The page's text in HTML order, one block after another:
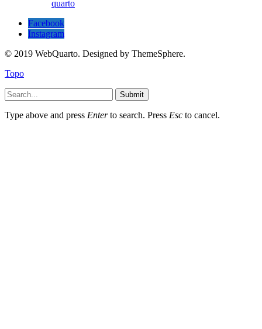
quarto
Facebook
Instagram
© 2019 WebQuarto. Designed by ThemeSphere.
Topo
Submit
Type above and press Enterto search. Press Esc to cancel.